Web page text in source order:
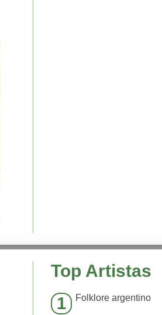
Top Artistas
1 Folklore argentino